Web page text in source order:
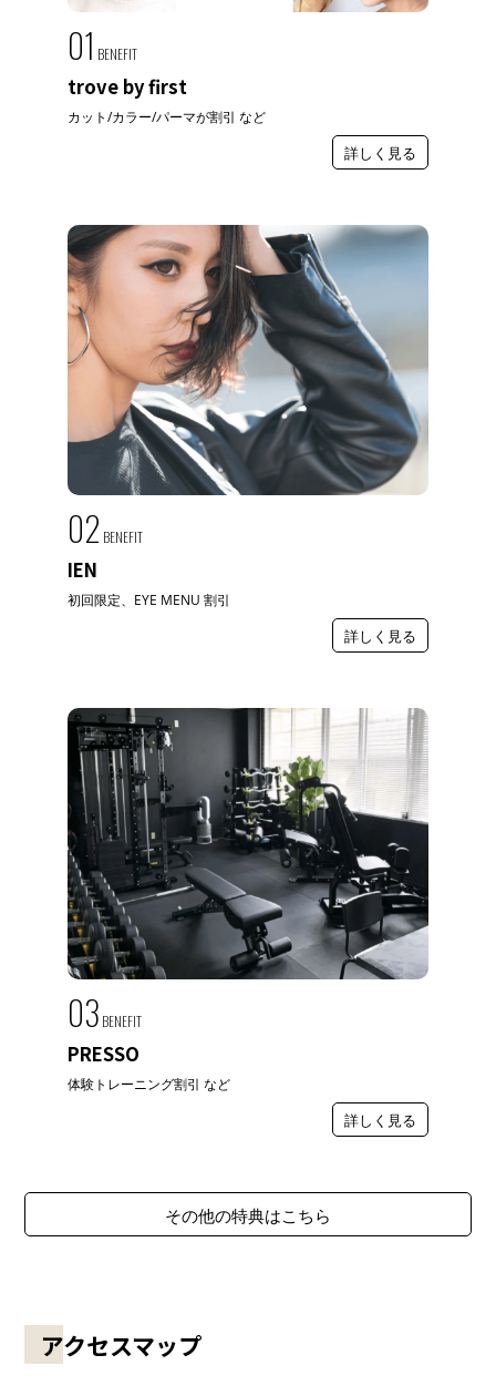
01 BENEFIT
trove by first
カット/カラー/パーマが割引 など
詳しく見る
02 BENEFIT
IEN
初回限定、EYE MENU 割引
詳しく見る
03 BENEFIT
PRESSO
体験トレーニング割引 など
詳しく見る
その他の特典はこちら
アクセスマップ